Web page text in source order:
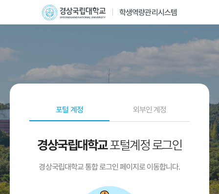
학생역량관리시스템
포털 계정 외부인 계정
경상국립대학교포털계정 로그인
경상국립대학교 통합 로그인 페이지로 이동합니다.